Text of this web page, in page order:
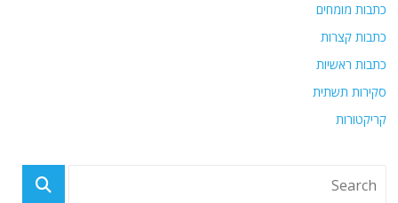
כתבות מומחים
כתבות קצרות
כתבות ראשיות
סקירות תשתית
קריקטורות